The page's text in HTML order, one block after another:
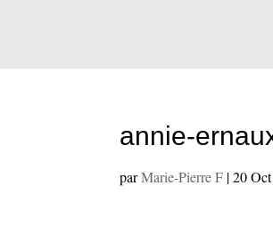
annie-
parMarie-Pierre F |20